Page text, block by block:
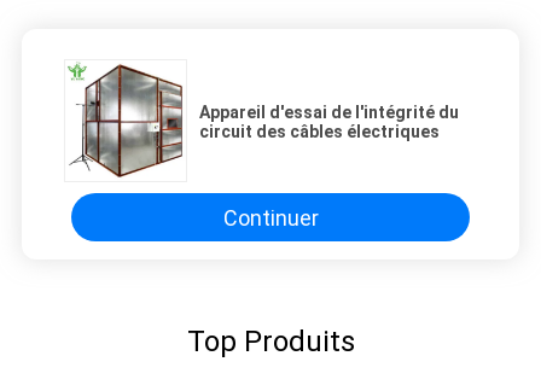
Appareil d'essai de l'intégrité du
circuit des câbles électriques
Continuer
Top Produits